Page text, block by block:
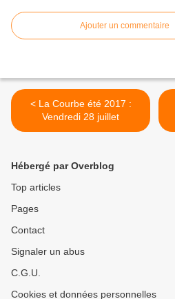
Ajouter un commentaire
< La Courbe été 2017 :
Vendredi 28 juillet
Hébergé par Overblog
Top articles
Pages
Contact
Signaler un abus
C.G.U.
Cookies et données personnelles